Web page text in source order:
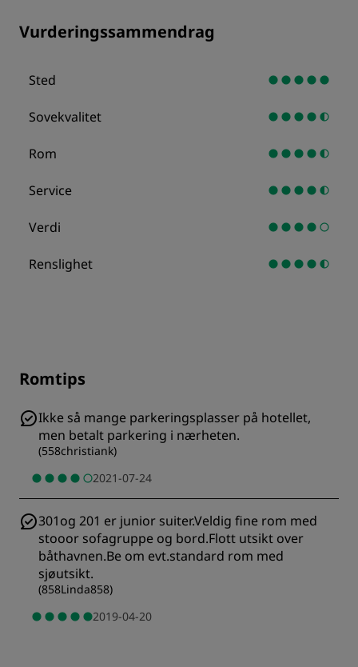
Vurderingssammendrag
Sted
Sovekvalitet
Rom
Service
Verdi
Renslighet
Romtips
Ikke så mange parkeringsplasser på hotellet,
men betalt parkering i nærheten.
(558christiank)
2021-07-24
301og 201 er junior suiter.Veldig fine rom med
stooor sofagruppe og bord.Flott utsikt over
båthavnen.Be om evt.standard rom med
sjøutsikt.
(858Linda858)
2019-04-20